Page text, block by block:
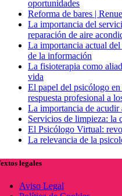
oportunidades
Reforma de bares |
La importancia del
reparación de aire
La importancia actual
de la información
La fisioterapia como
vida
El papel del psicólogo
respuesta profesional a
La importancia de acudir
Servicios de limpieza: la
El Psicólogo Virtual:
La relevancia de la
legales
Aviso Legal